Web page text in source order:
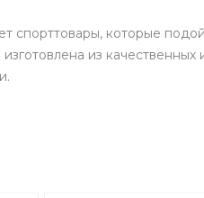
спорттовары, которые
из